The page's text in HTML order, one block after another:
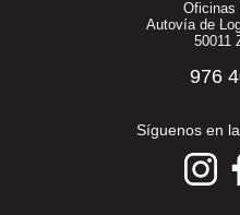
Oficinas
Autovía de
50011
976
Síguenos en